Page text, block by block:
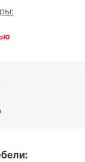
ИНТЕРЬЕР ЦЕНТР